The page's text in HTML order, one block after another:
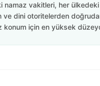
namaz vakitleri, her
dini otoritelerden doğrudan
konum için en yüksek